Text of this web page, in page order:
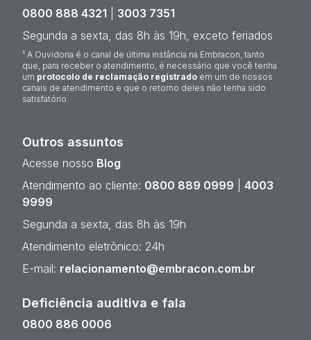
0800 888 4321
3003 7351
Segunda a sexta, das 8h às 19h, exceto feriados
¹ A Ouvidoria é o canal de última instância na Embracon, tanto
que, para receber o atendimento, é necessário que você tenha
um protocolo de reclamação registrado em um de nossos
canais de atendimento e que o retorno deles não tenha sido
satisfatório.
Outros assuntos
Acesse nosso Blog
Atendimento ao cliente: 0800 889 0999
4003
9999
Segunda a sexta, das 8h às 19h
Atendimento eletrônico: 24h
E-mail: relacionamento@embracon.com.br
Deficiência auditiva e fala
0800 886 0006